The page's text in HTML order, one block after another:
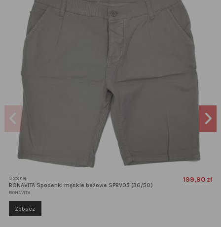
Spodnie
BONAVITA Spodenki męskie beżowe SPBV05 (36/50)
BONAVITA
199,90 zł
Zobacz